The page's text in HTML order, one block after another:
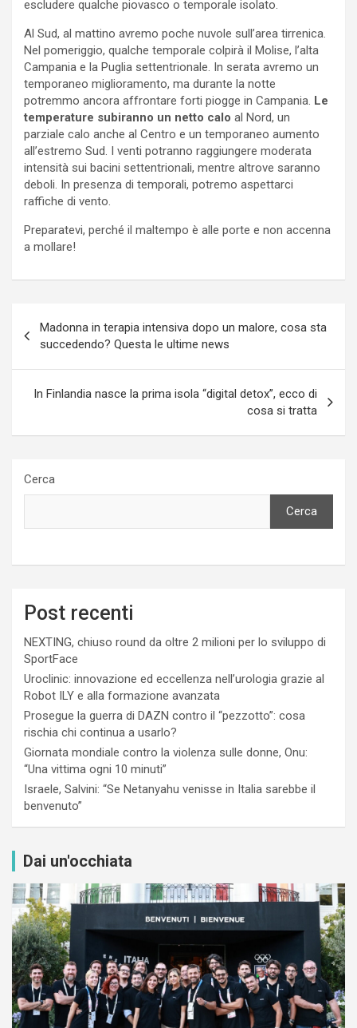
escludere qualche piovasco o temporale isolato.
Al Sud, al mattino avremo poche nuvole sull’area tirrenica.
Nel pomeriggio, qualche temporale colpirà il Molise, l’alta
Campania e la Puglia settentrionale. In serata avremo un
temporaneo miglioramento, ma durante la notte
potremmo ancora affrontare forti piogge in Campania. Le
temperature subiranno un netto calo al Nord, un
parziale calo anche al Centro e un temporaneo aumento
all’estremo Sud. I venti potranno raggiungere moderata
intensità sui bacini settentrionali, mentre altrove saranno
deboli. In presenza di temporali, potremo aspettarci
raffiche di vento.
Preparatevi, perché il maltempo è alle porte e non accenna
a mollare!
articoli
Madonna in terapia intensiva dopo un malore, cosa sta
succedendo? Questa le ultime news
In Finlandia nasce la prima isola “digital detox”, ecco di
cosa si tratta
Cerca
Cerca
Post recenti
NEXTING, chiuso round da oltre 2 milioni per lo sviluppo di
SportFace
Uroclinic: innovazione ed eccellenza nell’urologia grazie al
Robot ILY e alla formazione avanzata
Prosegue la guerra di DAZN contro il “pezzotto”: cosa
rischia chi continua a usarlo?
Giornata mondiale contro la violenza sulle donne, Onu:
“Una vittima ogni 10 minuti”
Israele, Salvini: “Se Netanyahu venisse in Italia sarebbe il
benvenuto”
Dai un'occhiata